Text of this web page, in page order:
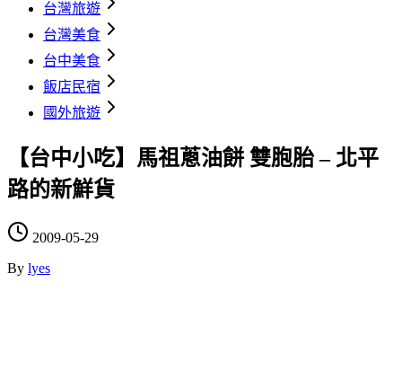
台灣旅遊
台灣美食
台中美食
飯店民宿
國外旅遊
【台中小吃】馬祖蔥油餅 雙胞胎 – 北平
路的新鮮貨
2009-05-29
By lyes